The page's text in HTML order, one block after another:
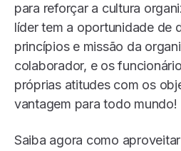
para reforçar a cultura
líder tem a oportunidade de
princípios e missão da
colaborador, e os
próprias atitudes com os
vantagem para todo mundo!
Saiba agora como